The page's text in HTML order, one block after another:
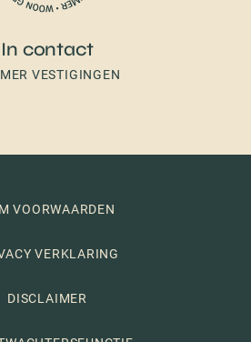
In contact
VESTIGINGEN
VOORWAARDEN
VERKLARING
DISCLAIMER